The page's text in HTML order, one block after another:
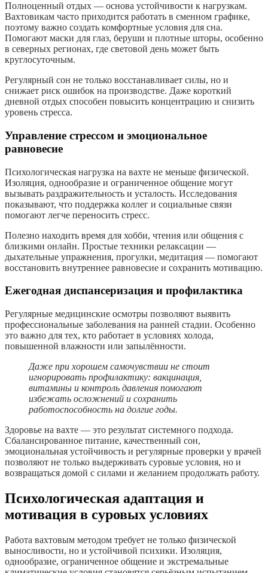
Полноценный отдых — основа устойчивости к нагрузкам.
Вахтовикам часто приходится работать в сменном графике,
поэтому важно создать комфортные условия для сна.
Помогают маски для глаз, беруши и плотные шторы, особенно
в северных регионах, где световой день может быть
круглосуточным.
Регулярный сон не только восстанавливает силы, но и
снижает риск ошибок на производстве. Даже короткий
дневной отдых способен повысить концентрацию и снизить
уровень стресса.
Управление стрессом и эмоциональное
равновесие
Психологическая нагрузка на вахте не меньше физической.
Изоляция, однообразие и ограниченное общение могут
вызывать раздражительность и усталость. Исследования
показывают, что поддержка коллег и социальные связи
помогают легче переносить стресс.
Полезно находить время для хобби, чтения или общения с
близкими онлайн. Простые техники релаксации —
дыхательные упражнения, прогулки, медитация — помогают
восстановить внутреннее равновесие и сохранить мотивацию.
Ежегодная диспансеризация и профилактика
Регулярные медицинские осмотры позволяют выявить
профессиональные заболевания на ранней стадии. Особенно
это важно для тех, кто работает в условиях холода,
повышенной влажности или запылённости.
Даже при хорошем самочувствии не стоит
игнорировать профилактику: вакцинация,
витамины и контроль давления помогают
избежать осложнений и сохранить
работоспособность на долгие годы.
Здоровье на вахте — это результат системного подхода.
Сбалансированное питание, качественный сон,
эмоциональная устойчивость и регулярные проверки у врачей
позволяют не только выдерживать суровые условия, но и
возвращаться домой с силами и желанием продолжать работу.
Психологическая адаптация и
мотивация в суровых условиях
Работа вахтовым методом требует не только физической
выносливости, но и устойчивой психики. Изоляция,
однообразие, ограниченное общение и экстремальные